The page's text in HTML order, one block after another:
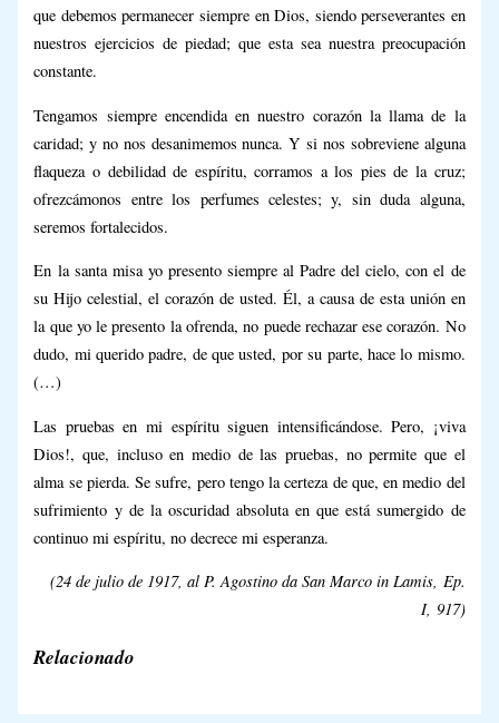
que debemos permanecer siempre en Dios, siendo perseverantes en
nuestros ejercicios de piedad; que esta sea nuestra preocupación
constante.
Tengamos siempre encendida en nuestro corazón la llama de la
caridad; y no nos desanimemos nunca. Y si nos sobreviene alguna
flaqueza o debilidad de espíritu, corramos a los pies de la cruz;
ofrezcámonos entre los perfumes celestes; y, sin duda alguna,
seremos fortalecidos.
En la santa misa yo presento siempre al Padre del cielo, con el de
su Hijo celestial, el corazón de usted. Él, a causa de esta unión en
la que yo le presento la ofrenda, no puede rechazar ese corazón. No
dudo, mi querido padre, de que usted, por su parte, hace lo mismo.
(…)
Las pruebas en mi espíritu siguen intensificándose. Pero, ¡viva
Dios!, que, incluso en medio de las pruebas, no permite que el
alma se pierda. Se sufre, pero tengo la certeza de que, en medio del
sufrimiento y de la oscuridad absoluta en que está sumergido de
continuo mi espíritu, no decrece mi esperanza.
(24 de julio de 1917, al P. Agostino da San Marco in Lamis, Ep.
I, 917)
Relacionado